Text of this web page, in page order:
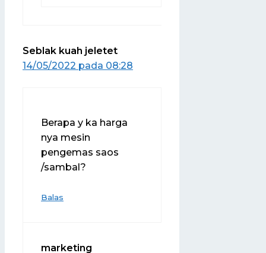
Seblak kuah jeletet
14/05/2022 pada 08:28
Berapa y ka harga
nya mesin
pengemas saos
/sambal?
Balas
marketing